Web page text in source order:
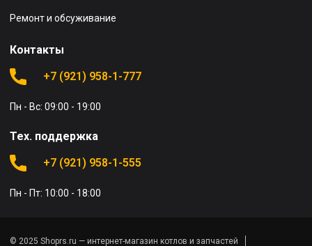
Ремонт и обсуживание
Контакты
+7 (921) 958-1-777
Пн - Вс: 09:00 - 19:00
Тех. поддержка
+7 (921) 958-1-555
Пн - Пт: 10:00 - 18:00
© 2025 Shoprs.ru — интернет-магазин котлов и запчастей